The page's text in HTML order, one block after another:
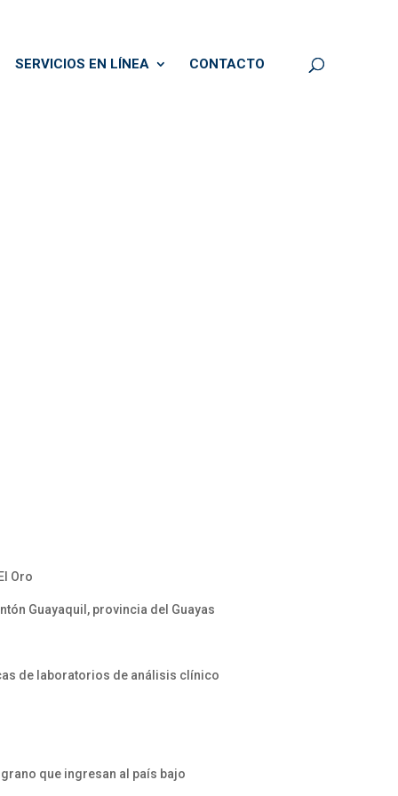
SERVICIOS EN LÍNEA CONTACTO
Oro
Guayaquil, provincia del Guayas
de laboratorios de análisis clínico
que ingresan al país bajo